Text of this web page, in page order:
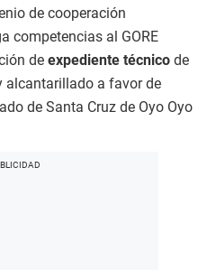
de cooperación
competencias al GORE
de expediente técnico de
alcantarillado a favor de
de Santa Cruz de Oyo Oyo